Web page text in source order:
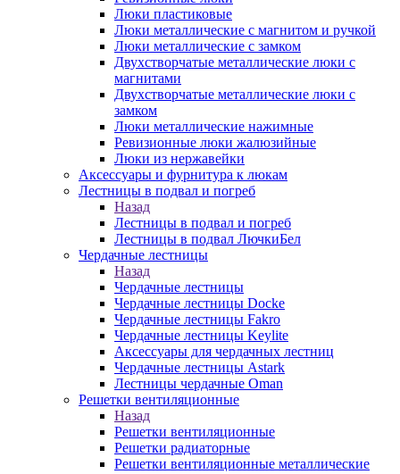
Люки пластиковые
Люки металлические с магнитом и ручкой
Люки металлические с замком
Двухстворчатые металлические люки с
магнитами
Двухстворчатые металлические люки с
замком
Люки металлические нажимные
Ревизионные люки жалюзийные
Люки из нержавейки
Аксессуары и фурнитура к люкам
Лестницы в подвал и погреб
Назад
Лестницы в подвал и погреб
Лестницы в подвал ЛючкиБел
Чердачные лестницы
Назад
Чердачные лестницы
Чердачные лестницы Docke
Чердачные лестницы Fakro
Чердачные лестницы Keylite
Аксессуары для чердачных лестниц
Чердачные лестницы Astark
Лестницы чердачные Oman
Решетки вентиляционные
Назад
Решетки вентиляционные
Решетки радиаторные
Решетки вентиляционные металлические